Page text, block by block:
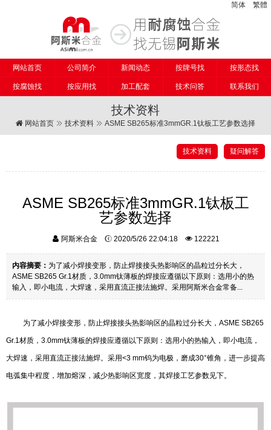
简体 繁體
网站首页 公司简介 新闻动态 按牌号找 按形态找
按腐蚀找 按应用找 加工配套 技术问答 联系我们
技术资料
网站首页 技术资料 ASME SB265标准3mmGR.1钛板工艺参数选择
技术资料 疑问解答
ASME SB265标准3mmGR.1钛板工
艺参数选择
阿斯米合金 2020/5/26 22:04:18 122221
内容摘要： 为了减小焊接变形，防止焊接接头热影响区的晶粒过分长大，
ASME SB265 Gr.1材质，3.0mm钛薄板的焊接应遵循以下原则：选用小的热
输入，即小电流，大焊速，采用直流正接法施焊。采用阿斯米合金常备...
为了减小焊接变形，防止焊接接头热影响区的晶粒过分长大，ASME SB265
Gr.1材质，3.0mm钛薄板的焊接应遵循以下原则：选用小的热输入，即小电流，
大焊速，采用直流正接法施焊。采用<3 mm钨为电极，磨成30°锥角，进一步提高
电弧集中程度，增加熔深，减少热影响区宽度，其焊接工艺参数见下。